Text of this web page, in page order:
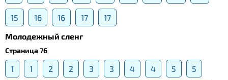
15 16 16 17
17
Молодежный сленг
Страница 76
1 1 2 2 3 3 4 4 5 5